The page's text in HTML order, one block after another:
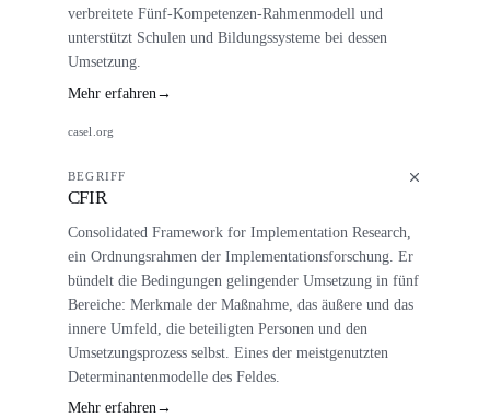
verbreitete Fünf-Kompetenzen-Rahmenmodell und
unterstützt Schulen und Bildungssysteme bei dessen
Umsetzung.
Mehr erfahren →
casel.org
BEGRIFF
CFIR
Consolidated Framework for Implementation Research,
ein Ordnungsrahmen der Implementationsforschung. Er
bündelt die Bedingungen gelingender Umsetzung in fünf
Bereiche: Merkmale der Maßnahme, das äußere und das
innere Umfeld, die beteiligten Personen und den
Umsetzungsprozess selbst. Eines der meistgenutzten
Determinantenmodelle des Feldes.
Mehr erfahren→